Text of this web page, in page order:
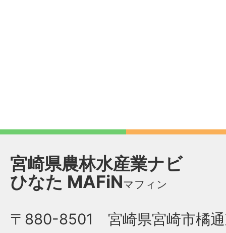
宮崎県農林水産業ナビ
ひなた MAFiNマフィン
〒880-8501 宮崎県宮崎市橘通